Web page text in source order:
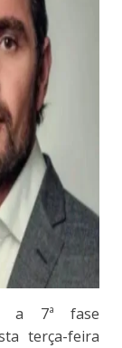
a 7ª fase
terça-feira